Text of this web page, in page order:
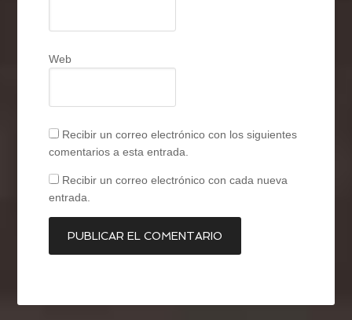
Web
Recibir un correo electrónico con los siguientes
comentarios a esta entrada.
Recibir un correo electrónico con cada nueva
entrada.